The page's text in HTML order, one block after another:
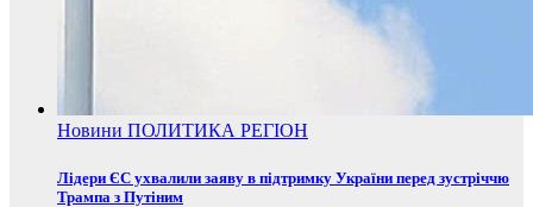
Новини ПОЛИТИКА РЕГІОН
Лідери ЄС ухвалили заяву в підтримку України перед зустріччю
Трампа з Путіним